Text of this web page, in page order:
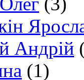
Андрій
(1)